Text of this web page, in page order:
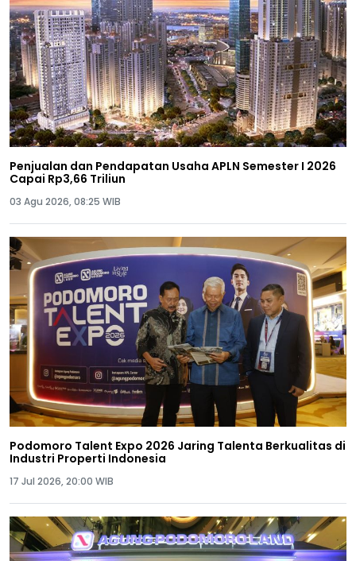
Penjualan dan Pendapatan Usaha APLN Semester I 2026
Capai Rp3,66 Triliun
03 Agu 2026, 08:25 WIB
Podomoro Talent Expo 2026 Jaring Talenta Berkualitas di
Industri Properti Indonesia
17 Jul 2026, 20:00 WIB